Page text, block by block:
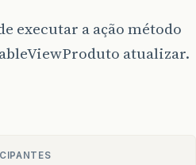
executar a ação método
atualizar.